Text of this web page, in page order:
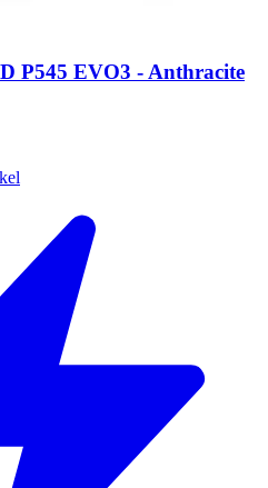
P545 EVO3 - Anthracite